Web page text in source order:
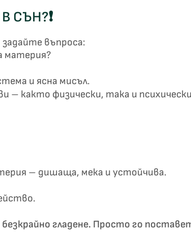
СЪН?❗
въпроса:
материя?
и ясна мисъл.
– както физически, така и
– дишаща, мека и устойчива.
гладене. Просто го
– 100% памук